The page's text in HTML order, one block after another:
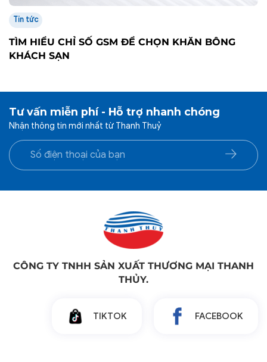
Tin tức
TÌM HIỂU CHỈ SỐ GSM ĐỂ CHỌN KHĂN BÔNG
KHÁCH SẠN
Tư vấn miễn phí - Hỗ trợ nhanh chóng
Nhận thông tin mới nhất từ Thanh Thuỷ
CÔNG TY TNHH SẢN XUẤT THƯƠNG MẠI THANH
THỦY.
TIKTOK FACEBOOK